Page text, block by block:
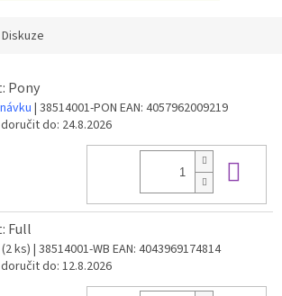
Diskuze
Pony
| 38514001-PON EAN: 4057962009219
do: 24.8.2026
Full
(2 ks) | 38514001-WB EAN: 4043969174814
do: 12.8.2026